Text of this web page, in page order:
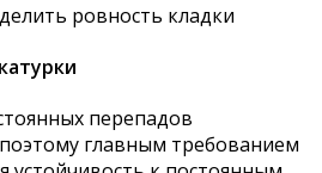
ровность кладки
перепадов
главным требованием